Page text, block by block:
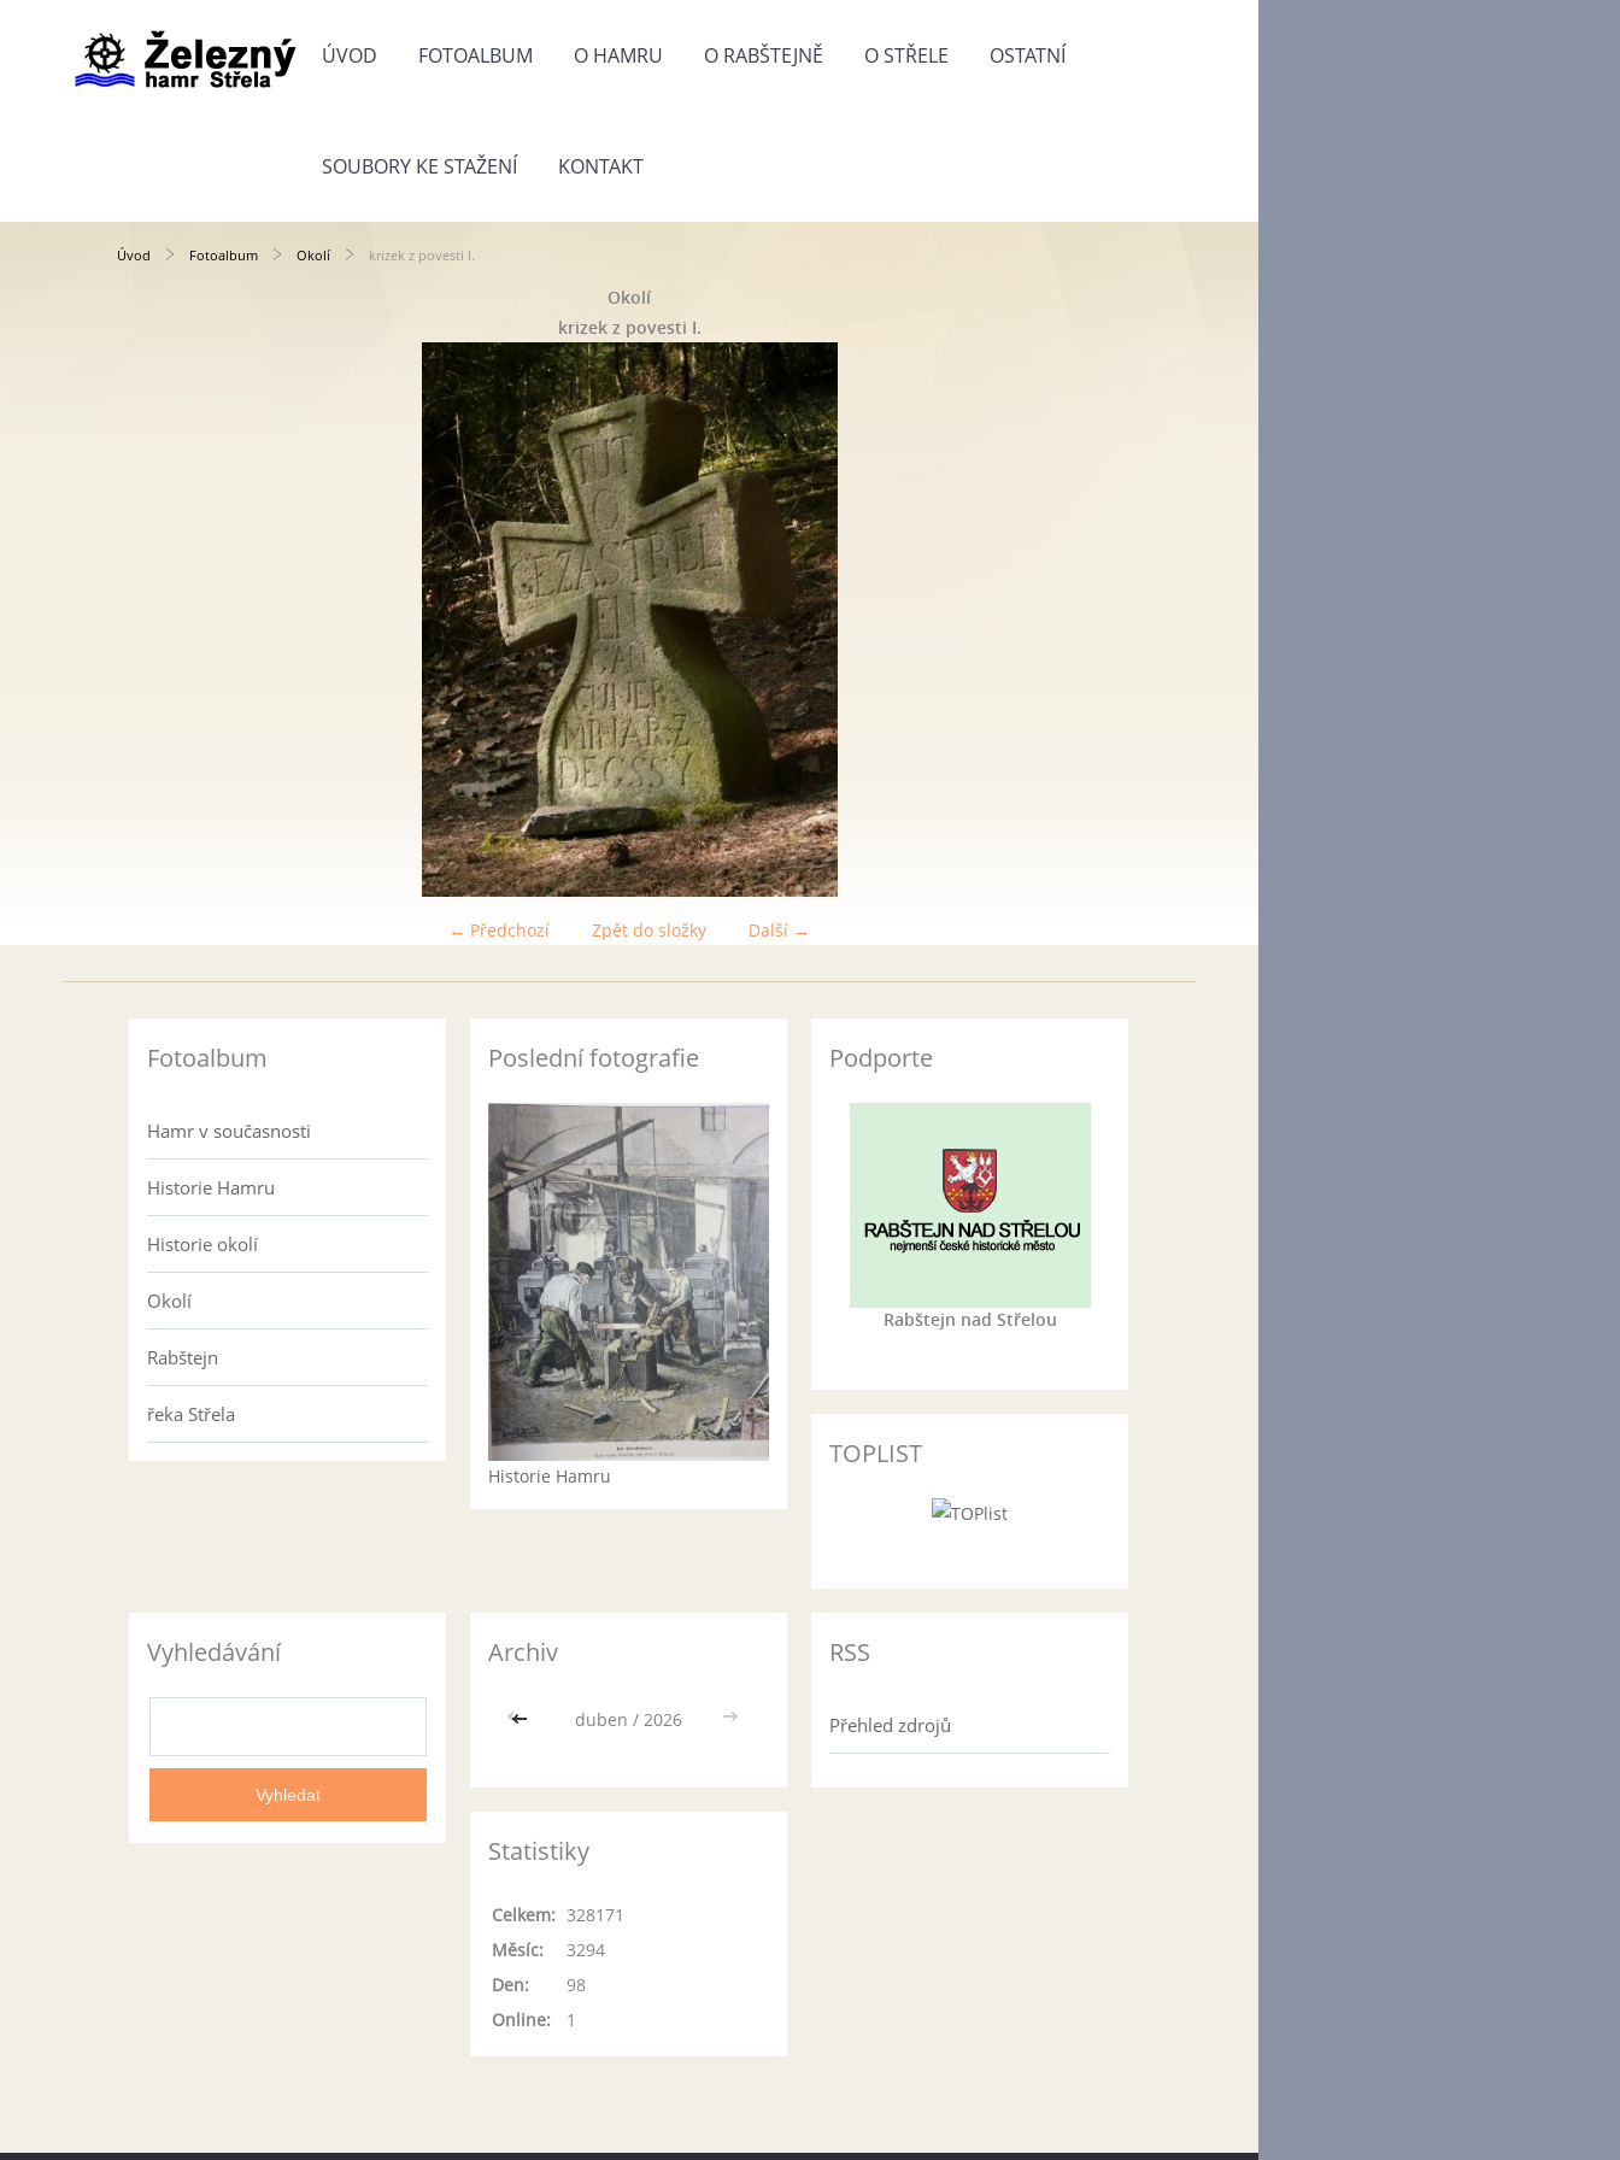
ÚVOD FOTOALBUM O HAMRU O RABŠTEJNĚ O STŘELE OSTATNÍ
SOUBORY KE STAŽENÍ KONTAKT
Úvod Fotoalbum Okolí krizek z povesti I.
Okolí
krizek z povesti I.
← Předchozí Další →
Zpět do složky
Fotoalbum
Hamr v současnosti
Historie Hamru
Historie okolí
Okolí
Rabštejn
řeka Střela
Poslední fotografie
Historie Hamru
Podporte
Rabštejn nad Střelou
TOPLIST
Vyhledávání Archiv
<< duben / 2026 >>
RSS
Přehled zdrojů
Statistiky
Online: 1
Celkem: 328171
Měsíc:
3294
Den:
98